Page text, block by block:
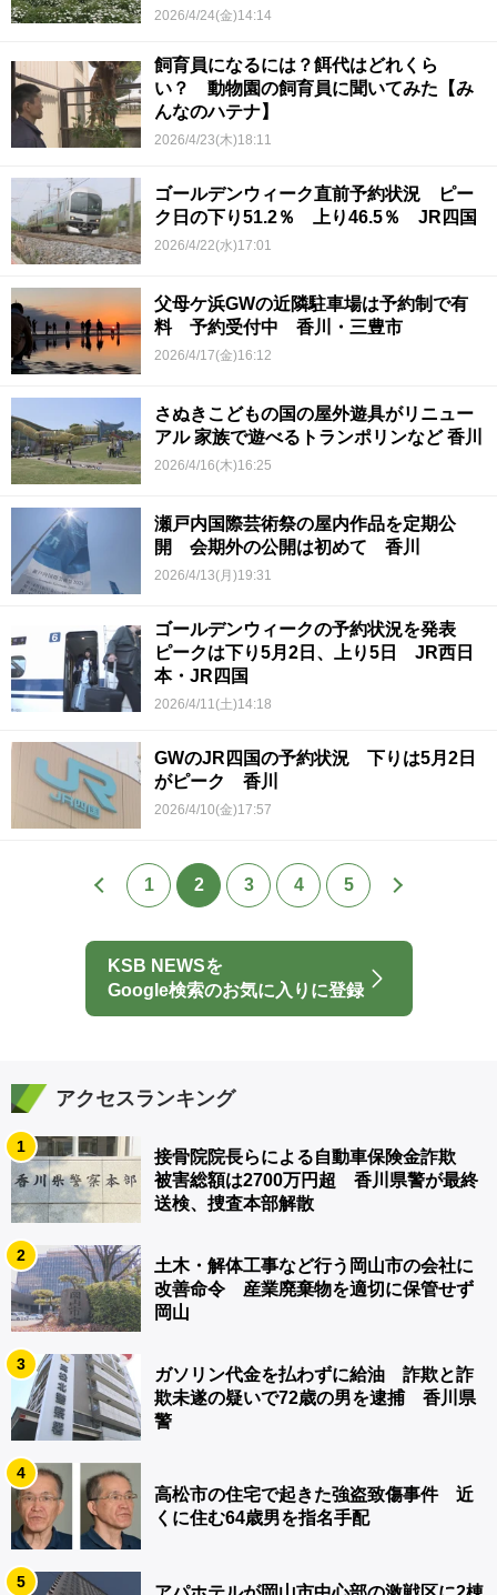
豊市
2026/4/24(金)14:14
飼育員になるには？餌代はどれくら
い？ 動物園の飼育員に聞いてみた【み
んなのハテナ】
2026/4/23(木)18:11
ゴールデンウィーク直前予約状況 ピー
ク日の下り51.2％ 上り46.5％ JR四国
2026/4/22(水)17:01
父母ケ浜GWの近隣駐車場は予約制で有
料 予約受付中 香川・三豊市
2026/4/17(金)16:12
さぬきこどもの国の屋外遊具がリニュー
アル 家族で遊べるトランポリンなど 香川
2026/4/16(木)16:25
瀬戸内国際芸術祭の屋内作品を定期公
開 会期外の公開は初めて 香川
2026/4/13(月)19:31
ゴールデンウィークの予約状況を発表
ピークは下り5月2日、上り5日 JR西日
本・JR四国
2026/4/11(土)14:18
GWのJR四国の予約状況 下りは5月2日
がピーク 香川
2026/4/10(金)17:57
1 2 3 4 5
KSB NEWSを
Google検索のお気に入りに登録
アクセスランキング
1
接骨院院長らによる自動車保険金詐欺
被害総額は2700万円超 香川県警が最終
送検、捜査本部解散
2
土木・解体工事など行う岡山市の会社に
改善命令 産業廃棄物を適切に保管せず
岡山
3
ガソリン代金を払わずに給油 詐欺と詐
欺未遂の疑いで72歳の男を逮捕 香川県
警
4
高松市の住宅で起きた強盗致傷事件 近
くに住む64歳男を指名手配
5